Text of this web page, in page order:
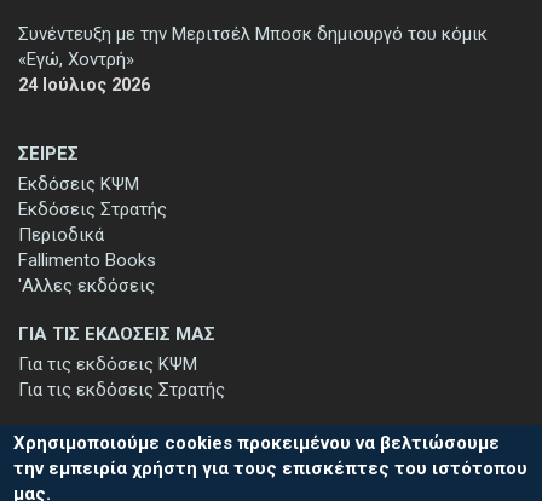
ΣΕΙΡΕΣ
Εκδόσεις ΚΨΜ
Εκδόσεις Στρατής
Περιοδικά
Fallimento Books
'Αλλες εκδόσεις
Συνέντευξη με την Μεριτσέλ Μποσκ δημιουργό του κόμικ
«Εγώ, Χοντρή»
24 Ιούλιος 2026
ΓΙΑ ΤΙΣ ΕΚΔΟΣΕΙΣ ΜΑΣ
Για τις εκδόσεις ΚΨΜ
Για τις εκδόσεις Στρατής
Χρησιμοποιούμε cookies προκειμένου να βελτιώσουμε
την εμπειρία χρήστη για τους επισκέπτες του ιστότοπου
μας.